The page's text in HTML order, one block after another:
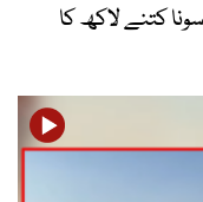
کتنے لاکھ کا